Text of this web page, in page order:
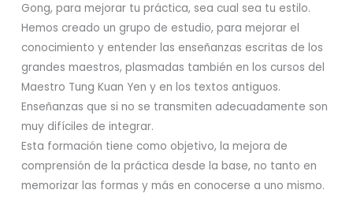
Gong, para mejorar tu práctica, sea cual sea tu estilo.
Hemos creado un grupo de estudio, para mejorar el
conocimiento y entender las enseñanzas escritas de los
grandes maestros, plasmadas también en los cursos del
Maestro Tung Kuan Yen y en los textos antiguos.
Enseñanzas que si no se transmiten adecuadamente son
muy difíciles de integrar.
Esta formación tiene como objetivo, la mejora de
comprensión de la práctica desde la base, no tanto en
memorizar las formas y más en conocerse a uno mismo.